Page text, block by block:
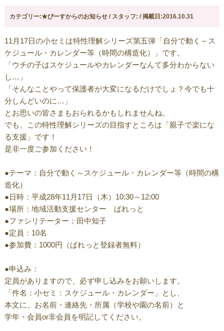
カテゴリー:★ぴーすからのお知らせ / スタッフ: / 掲載日:2016.10.31
11月17日の小セミは特性理解シリーズ第五弾「自分で動く～ス
ケジュール・カレンダー等（時間の構造化）」です。
「ウチの子はスケジュールやカレンダーなんて多分わからない
し…」
「そんなことやって保護者が大変になるだけでしょ？今でも十
分しんどいのに…」
とお思いの皆さまもおられるかもしれませんね。
でも、この特性理解シリーズの目指すところは「親子で楽にな
る支援」です！
是非一度ご参加ください！
●テーマ：自分で動く～スケジュール・カレンダー等（時間の構
造化）
●日時：平成28年11月17日（木）10:30～12:00
●場所：地域活動支援センター ぱれっと
●ファシリテーター：田中知子
●定員：10名
●参加費：1000円（ぱれっと登録者無料）
●申込み：
定員がありますので、必ず申し込みをお願いします。
「件名：小セミ：スケジュール・カレンダー」とし、
本文に、お名前・連絡先・所属（学校や園の名前）と
学年・会員or非会員を明記してください。